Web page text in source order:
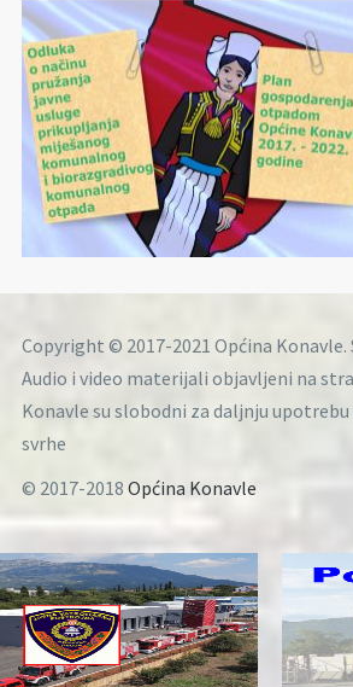
Copyright © 2017-2021 Općina Konavle.
Audio i video materijali objavljeni na
Konavle su slobodni za daljnju
svrhe
© 2017-2018 Općina Konavle